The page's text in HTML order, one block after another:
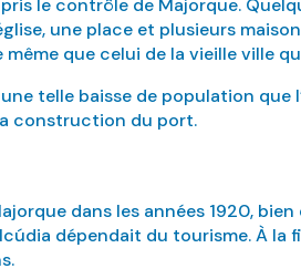
le contrôle de Majorque.
une place et plusieurs
que celui de la vieille ville
telle baisse de population que
construction du port.
dans les années 1920,
dépendait du tourisme. À